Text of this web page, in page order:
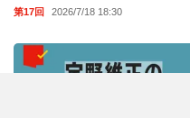
第17回 2026/7/18 18:30